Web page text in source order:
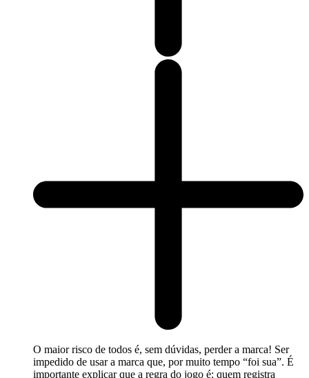
O maior risco de todos é, sem dúvidas, perder a marca! Ser
impedido de usar a marca que, por muito tempo “foi sua”. É
importante explicar que a regra do jogo é: quem registra